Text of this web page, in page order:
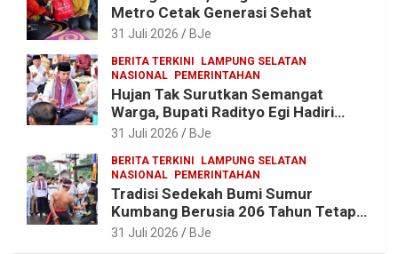
Metro Cetak Generasi Sehat
31 Juli 2026 BJe
BERITA TERKINI
LAMPUNG SELATAN
NASIONAL
PEMERINTAHAN
Hujan Tak Surutkan Semangat
Warga, Bupati Radityo Egi Hadiri
Tradisi Sedekah Bumi 206 Tahun di
31 Juli 2026 BJe
BERITA TERKINI
LAMPUNG SELATAN
NASIONAL
PEMERINTAHAN
Tradisi Sedekah Bumi Sumur
Kumbang Berusia 206 Tahun Tetap
Lestari, Bupati Egi Ajak Generasi
31 Juli 2026 BJe